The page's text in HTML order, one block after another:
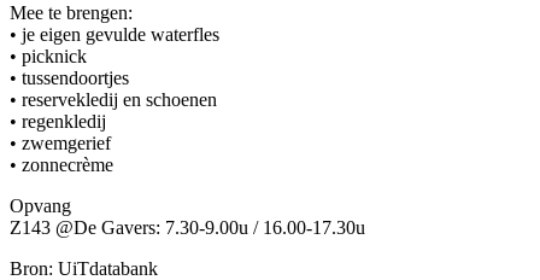
Mee te brengen:
• je eigen gevulde waterfles
• picknick
• tussendoortjes
• reservekledij en schoenen
• regenkledij
• zwemgerief
• zonnecrème
Opvang
Z143 @De Gavers: 7.30-9.00u / 16.00-17.30u
Bron: UiTdatabank